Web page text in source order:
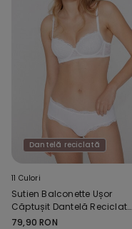
Dantelă reciclată
11 Culori
Sutien Balconette Ușor
Căptușit Dantelă Reciclată
Wien
79,90 RON